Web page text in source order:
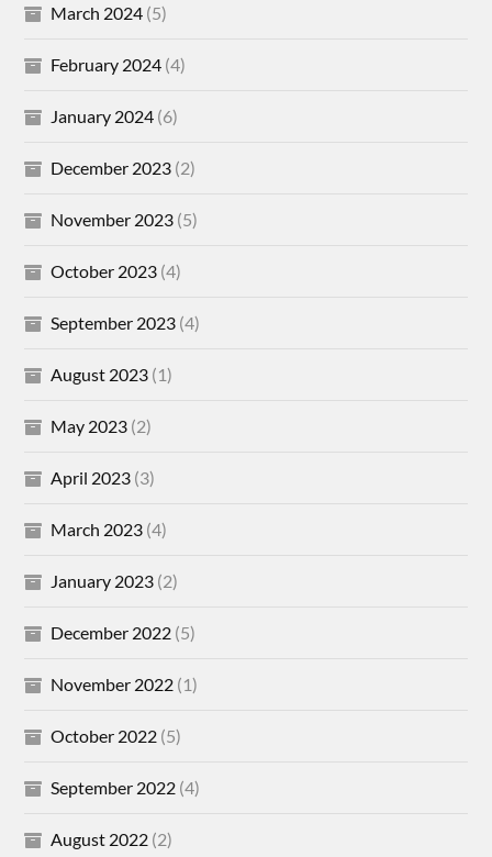
March 2024 (5)
February 2024 (4)
January 2024 (6)
December 2023 (2)
November 2023 (5)
October 2023 (4)
September 2023 (4)
August 2023 (1)
May 2023 (2)
April 2023 (3)
March 2023 (4)
January 2023 (2)
December 2022 (5)
November 2022 (1)
October 2022 (5)
September 2022 (4)
August 2022 (2)